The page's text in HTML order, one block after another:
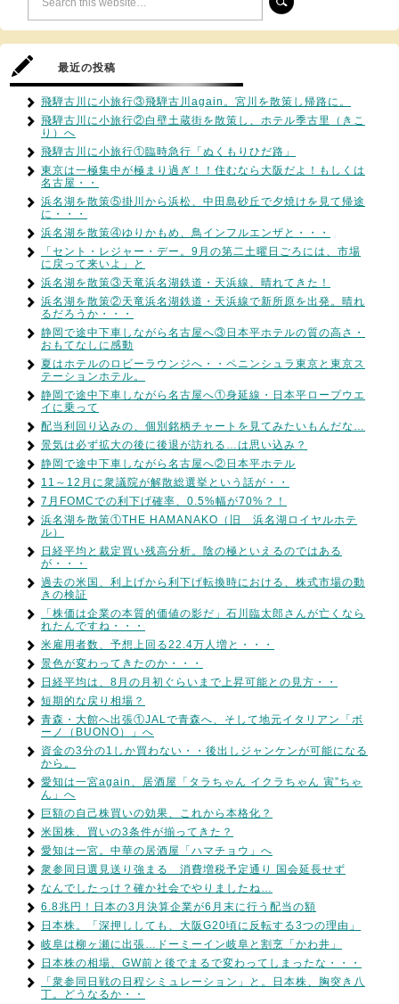
最近の投稿
飛騨古川に小旅行③飛騨古川again。宮川を散策し帰路に。
飛騨古川に小旅行②白壁土蔵街を散策し、ホテル季古里（きこ
り）へ
飛騨古川に小旅行①臨時急行「ぬくもりひだ路」
東京は一極集中が極まり過ぎ！！住むなら大阪だよ！もしくは
名古屋・・
浜名湖を散策⑤掛川から浜松、中田島砂丘で夕焼けを見て帰途
に・・・
浜名湖を散策④ゆりかもめ、鳥インフルエンザと・・・
「セント・レジャー・デー。9月の第二土曜日ごろには、市場
に戻って来いよ」と
浜名湖を散策③天竜浜名湖鉄道・天浜線、晴れてきた！
浜名湖を散策②天竜浜名湖鉄道・天浜線で新所原を出発。晴れ
るだろうか・・・
静岡で途中下車しながら名古屋へ③日本平ホテルの質の高さ・
おもてなしに感動
夏はホテルのロビーラウンジへ・・ペニンシュラ東京と東京ス
テーションホテル。
静岡で途中下車しながら名古屋へ①身延線・日本平ロープウエ
イに乗って
配当利回り込みの、個別銘柄チャートを見てみたいもんだな…
景気は必ず拡大の後に後退が訪れる…は思い込み？
静岡で途中下車しながら名古屋へ②日本平ホテル
11～12月に衆議院が解散総選挙という話が・・
7月FOMCでの利下げ確率、0.5%幅が70%？！
浜名湖を散策①THE HAMANAKO（旧 浜名湖ロイヤルホテ
ル）
日経平均と裁定買い残高分析。陰の極といえるのではある
が・・・
過去の米国、利上げから利下げ転換時における、株式市場の動
きの検証
「株価は企業の本質的価値の影だ」石川臨太郎さんが亡くなら
れたんですね・・・
米雇用者数、予想上回る22.4万人増と・・・
景色が変わってきたのか・・・
日経平均は、8月の月初ぐらいまで上昇可能との見方・・
短期的な戻り相場？
青森・大館へ出張①JALで青森へ、そして地元イタリアン「ボ
ーノ（BUONO）」へ
資金の3分の1しか買わない・・後出しジャンケンが可能になる
から。
愛知は一宮again、居酒屋「タラちゃん イクラちゃん 寅”ちゃ
ん」へ
巨額の自己株買いの効果、これから本格化？
米国株、買いの3条件が揃ってきた？
愛知は一宮。中華の居酒屋「ハマチョウ」へ
衆参同日選見送り強まる 消費増税予定通り 国会延長せず
なんでしたっけ？確か社会でやりましたね…
6.8兆円！日本の3月決算企業が6月末に行う配当の額
日本株。「深押ししても、大阪G20頃に反転する3つの理由」
岐阜は柳ヶ瀬に出張…ドーミーイン岐阜と割烹「かわ井」
日本株の相場、GW前と後でまるで変わってしまったな・・・
「衆参同日戦の日程シミュレーション」と。日本株、胸突き八
丁。どうなるか・・